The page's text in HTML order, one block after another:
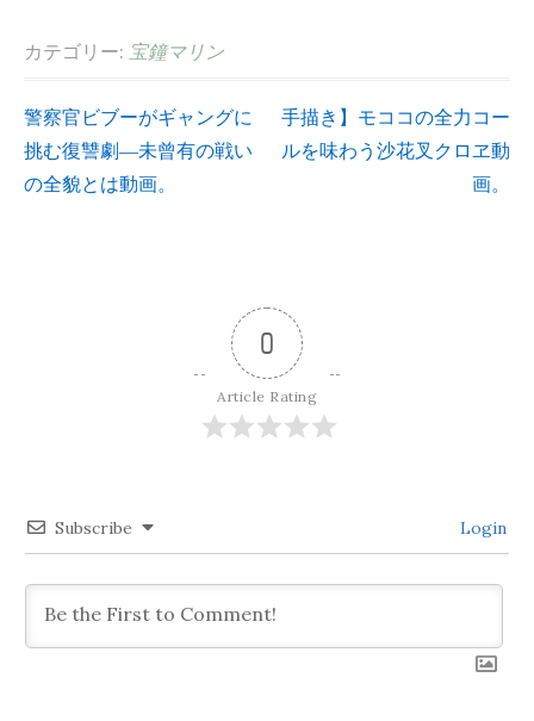
カテゴリー: 宝鐘マリン
投
稿
シ
ョ
ン
警察官ビブーがギャングに
挑む復讐劇―未曾有の戦い
の全貌とは動画。
手描き】モココの全力コー
ルを味わう沙花叉クロヱ動
画。
0
Article Rating
Subscribe Login